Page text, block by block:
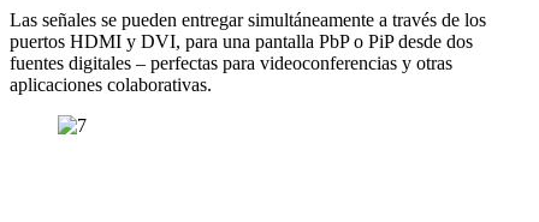
Las señales se pueden entregar simultáneamente a través de los
puertos HDMI y DVI, para una pantalla PbP o PiP desde dos
fuentes digitales – perfectas para videoconferencias y otras
aplicaciones colaborativas.